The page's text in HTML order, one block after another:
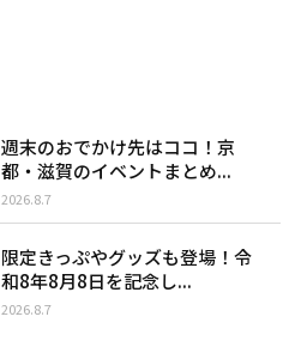
週末のおでかけ先はココ！京
都・滋賀のイベントまとめ...
2026.8.7
限定きっぷやグッズも登場！令
和8年8月8日を記念し...
2026.8.7